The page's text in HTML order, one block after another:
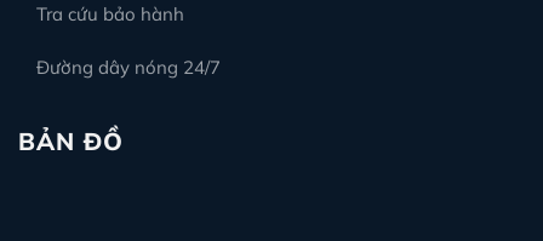
Tra cứu bảo hành
Đường dây nóng 24/7
BẢN ĐỒ